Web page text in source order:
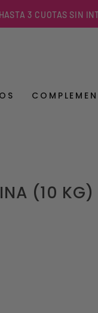
3 CUOTAS SIN INTERÉS
(10 KG)